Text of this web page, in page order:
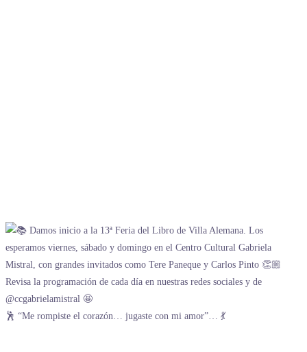
🕺 “Me rompiste el corazón… jugaste con mi amor”… 💃